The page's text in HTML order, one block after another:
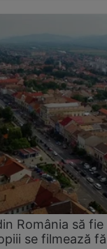
România să fie
se filmează